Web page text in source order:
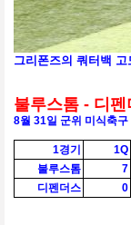
그리폰즈의 쿼터백
불루스톰 - 디
8월 31일 군위 미식축구
1경기 1Q
불루스톰
7
디펜더스
0